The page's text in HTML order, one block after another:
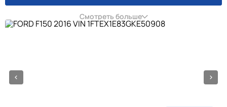
Смотреть больше